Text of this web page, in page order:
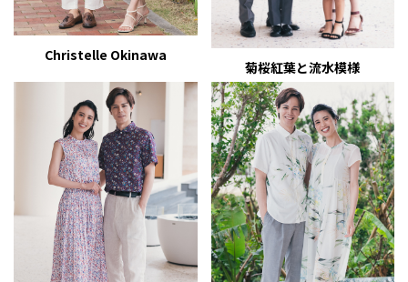
Christelle Okinawa
菊桜紅葉と流水模様